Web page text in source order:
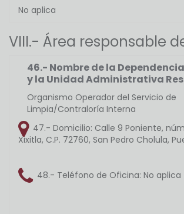
No aplica
VIII.- Área responsable
46.- Nombre de la
y la Unidad Administrativa
Organismo Operador del Servicio de
Limpia/Contraloría Interna
47.- Domicilio: Calle 9 Poniente,
Xixitla, C.P. 72760, San Pedro Cholula,
48.- Teléfono de Oficina: No aplica